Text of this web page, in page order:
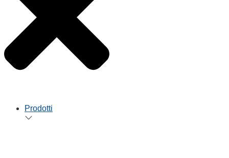
Prodotti